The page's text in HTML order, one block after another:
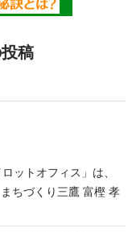
稿
ットオフィス」は、
ちづくり三鷹 富樫 孝